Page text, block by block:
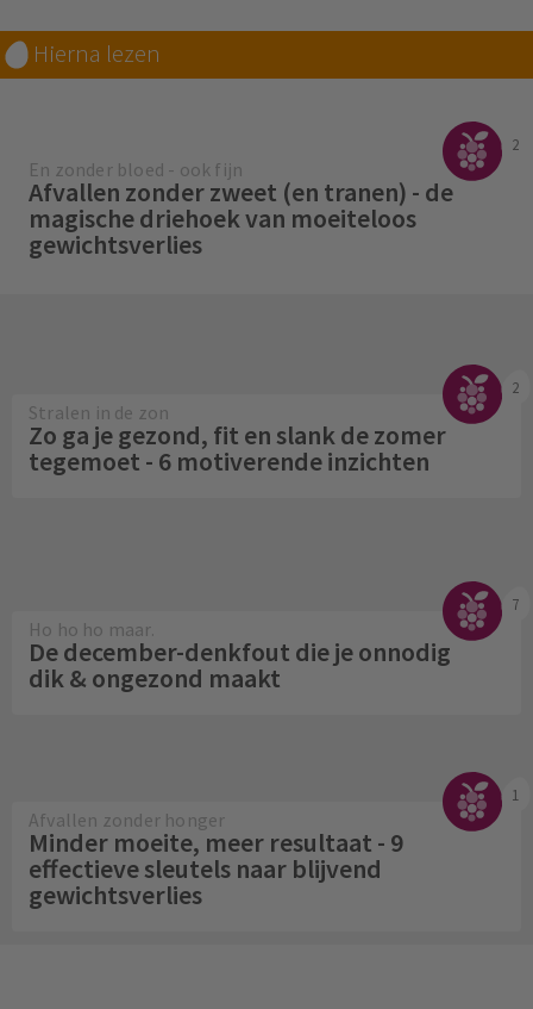
Hierna lezen
2
En zonder bloed - ook fijn
Afvallen zonder zweet (en tranen) - de
magische driehoek van moeiteloos
gewichtsverlies
2
Stralen in de zon
Zo ga je gezond, fit en slank de zomer
tegemoet - 6 motiverende inzichten
7
Ho ho ho maar.
De december-denkfout die je onnodig
dik & ongezond maakt
1
Afvallen zonder honger
Minder moeite, meer resultaat - 9
effectieve sleutels naar blijvend
gewichtsverlies